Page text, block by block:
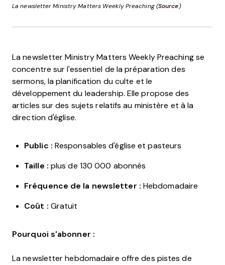
La newsletter Ministry Matters Weekly Preaching (Source)
La newsletter Ministry Matters Weekly Preaching se
concentre sur l'essentiel de la préparation des
sermons, la planification du culte et le
développement du leadership. Elle propose des
articles sur des sujets relatifs au ministère et à la
direction d'église.
Public : Responsables d'église et pasteurs
Taille : plus de 130 000 abonnés
Fréquence de la newsletter : Hebdomadaire
Coût : Gratuit
Pourquoi s'abonner :
La newsletter hebdomadaire offre des pistes de